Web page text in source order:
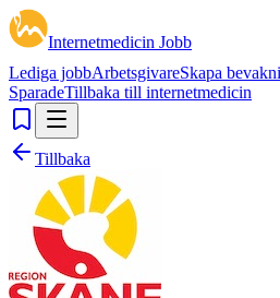
Internetmedicin Jobb
Lediga jobbArbetsgivareSkapa
SparadeTillbaka till internetmedicin
Tillbaka